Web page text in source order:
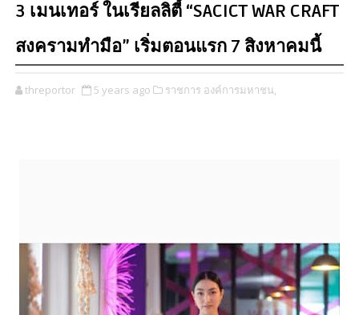
3 เมนเทอร์ ในเรียลลิตี้ “SACICT WAR CRAFT
สงครามทำมือ” เริ่มตอนแรก 7 สิงหาคมนี้
threportor 5 years ago ราชการ องค์การมหาชน,